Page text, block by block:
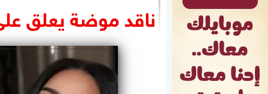
دين وفتاوى
ناقد موضة يعلق